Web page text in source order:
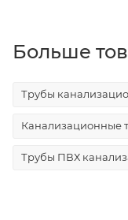
Больше
Трубы
Канализационные
Трубы ПВХ